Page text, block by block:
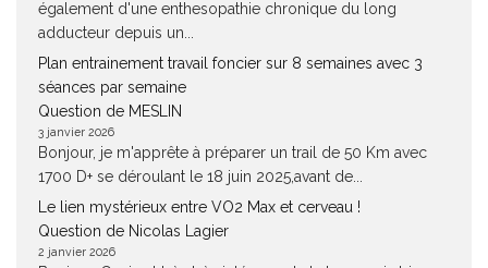
également d'une enthesopathie chronique du long
adducteur depuis un...
Plan entrainement travail foncier sur 8 semaines avec 3
séances par semaine
Question de MESLIN
3 janvier 2026
Bonjour, je m'apprête à préparer un trail de 50 Km avec
1700 D+ se déroulant le 18 juin 2025,avant de...
Le lien mystérieux entre VO2 Max et cerveau !
Question de Nicolas Lagier
2 janvier 2026